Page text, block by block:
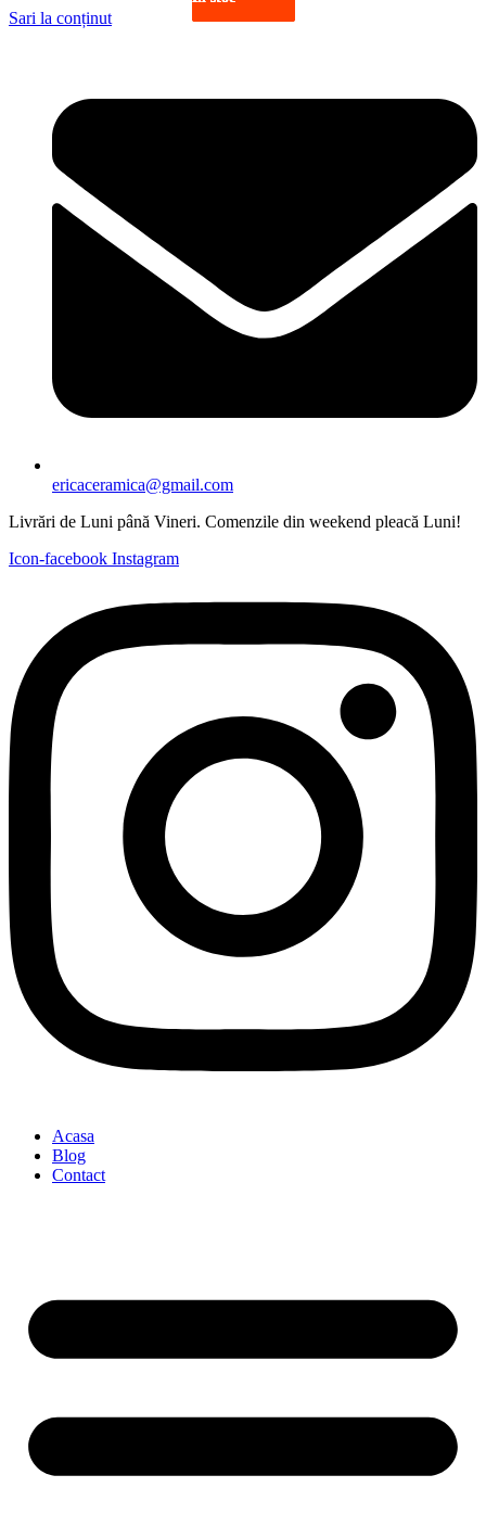
Sari la conținut
ericaceramica@gmail.com
Livrări de Luni până Vineri. Comenzile din weekend pleacă Luni!
Icon-facebook Instagram
Acasa
Blog
Contact